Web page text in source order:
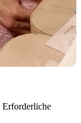
Erforderliche